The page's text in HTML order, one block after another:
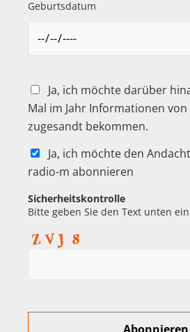
Geburtsdatum
Ja, ich möchte darüber
Mal im Jahr Informationen
zugesandt bekommen.
Ja, ich möchte den
radio-m abonnieren
Sicherheitskontrolle
Bitte geben Sie den Text unten